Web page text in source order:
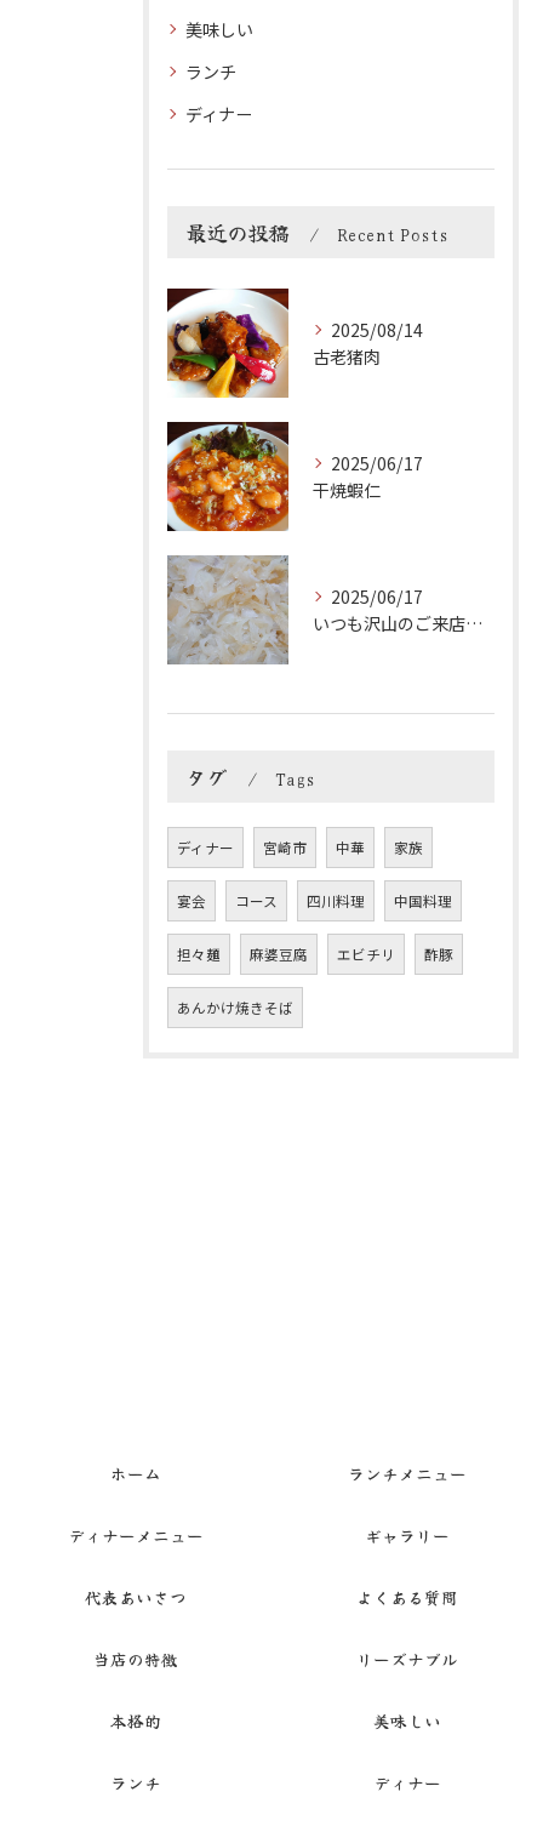
美味しい
ランチ
ディナー
最近の投稿 Recent Posts
2025/08/14
古老猪肉
2025/06/17
干焼蝦仁
2025/06/17
いつも沢山のご来店ありがとうございます。
タグ Tags
ディナー 宮崎市 中華 家族
宴会 コース 四川料理 中国料理
担々麺 麻婆豆腐 エビチリ 酢豚
あんかけ焼きそば
ホーム ランチメニュー
ディナーメニュー ギャラリー
代表あいさつ よくある質問
当店の特徴 リーズナブル
本格的 美味しい
ランチ ディナー